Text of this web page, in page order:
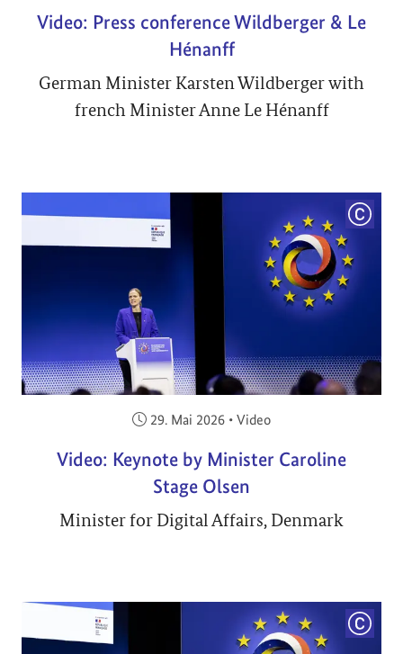
Video: Press conference Wildberger & Le
Hénanff
German Minister Karsten Wildberger with
french Minister Anne Le Hénanff
Veröffentlicht am:
29. Mai 2026 • Video
Video: Keynote by Minister Caroline
Stage Olsen
Minister for Digital Affairs, Denmark